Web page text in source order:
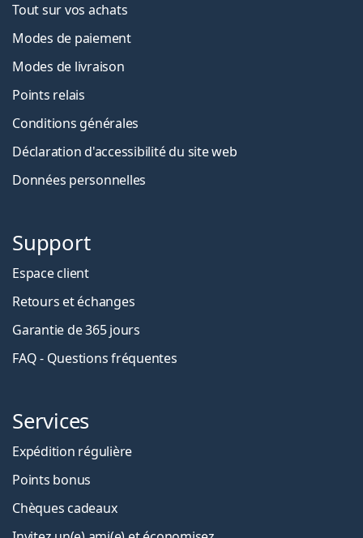
Tout sur vos achats
Modes de paiement
Modes de livraison
Points relais
Conditions générales
Déclaration d'accessibilité du site web
Données personnelles
Support
Espace client
Retours et échanges
Garantie de 365 jours
FAQ - Questions fréquentes
Services
Expédition régulière
Points bonus
Chèques cadeaux